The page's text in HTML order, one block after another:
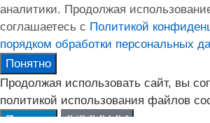
аналитики. Продолжая
соглашаетесь с Политикой
порядком обработки персональных
Понятно
Продолжая использовать сайт, вы
политикой использования файлов
Принять
fhjfhfhfhhfhf